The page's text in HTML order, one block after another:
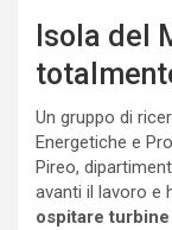
Isola del
Un gruppo di
Energetiche e
Pireo,
avanti il ​​lavoro e
ospitare